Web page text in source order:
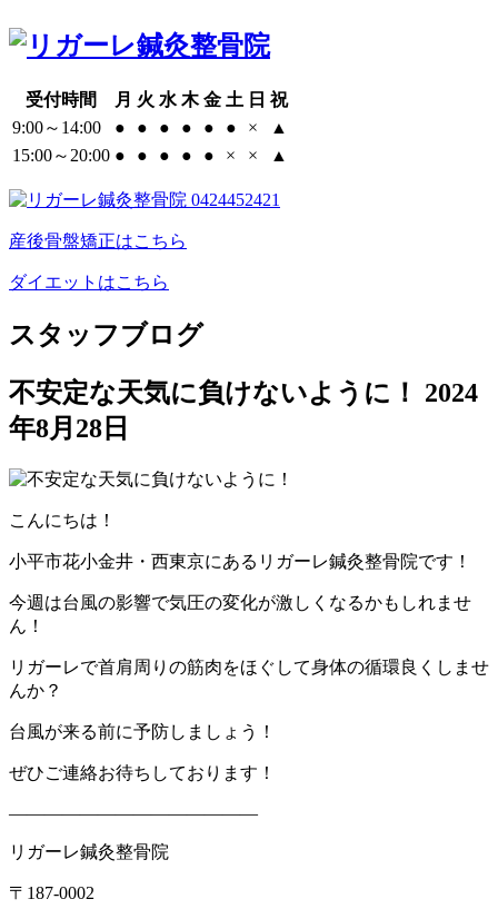
受付時間 月 火 水 木 金 土 日 祝
9:00～14:00
● ● ● ● ● ● ×
▲
15:00～20:00 ● ● ● ● ● × × ▲
産後骨盤矯正はこちら
ダイエットはこちら
スタッフブログ
不安定な天気に負けないように！
2024
年8月28日
こんにちは！
小平市花小金井・西東京にあるリガーレ鍼灸整骨院です！
今週は台風の影響で気圧の変化が激しくなるかもしれませ
ん！
リガーレで首肩周りの筋肉をほぐして身体の循環良くしませ
んか？
台風が来る前に予防しましょう！
ぜひご連絡お待ちしております！
——————————————
リガーレ鍼灸整骨院
〒187-0002